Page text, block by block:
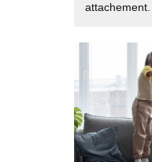
attachement.